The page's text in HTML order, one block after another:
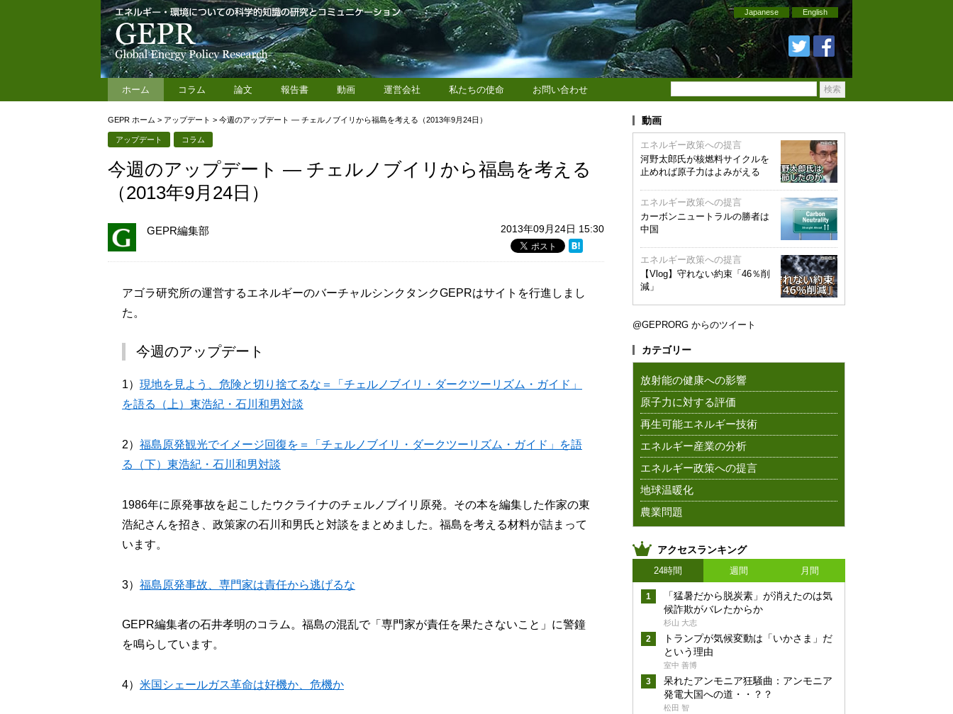
Japanese English
ホーム コラム 論文 報告書 動画 運営会社 私たちの使命 お問い合わせ
GEPR ホーム > アップデート > 今週のアップデート — チェルノブイリから福島を考える（2013年9月24日）
アップデート コラム
今週のアップデート — チェルノブイリから福島を考える
（2013年9月24日）
2013年09月24日 15:30
GEPR編集部
アゴラ研究所の運営するエネルギーのバーチャルシンクタンクGEPRはサイトを行進しまし
た。
今週のアップデート
1） 現地を見よう、危険と切り捨てるな＝「チェルノブイリ・ダークツーリズム・ガイド」
を語る（上）東浩紀・石川和男対談
2） 福島原発観光でイメージ回復を＝「チェルノブイリ・ダークツーリズム・ガイド」を語
る（下）東浩紀・石川和男対談
1986年に原発事故を起こしたウクライナのチェルノブイリ原発。その本を編集した作家の東
浩紀さんを招き、政策家の石川和男氏と対談をまとめました。福島を考える材料が詰まって
います。
3） 福島原発事故、専門家は責任から逃げるな
GEPR編集者の石井孝明のコラム。福島の混乱で「専門家が責任を果たさないこと」に警鐘
を鳴らしています。
4） 米国シェールガス革命は好機か、危機か
動画
エネルギー政策への提言
河野太郎氏が核燃料サイクルを
止めれば原子力はよみがえる
エネルギー政策への提言
カーボンニュートラルの勝者は
中国
エネルギー政策への提言
【Vlog】守れない約束「46％削
減」
@GEPRORG からのツイート
カテゴリー
放射能の健康への影響
原子力に対する評価
再生可能エネルギー技術
エネルギー産業の分析
エネルギー政策への提言
地球温暖化
農業問題
アクセスランキング
24時間 週間 月間
「猛暑だから脱炭素」が消えたのは気
候詐欺がバレたからか
杉山 大志
トランプが気候変動は「いかさま」だ
という理由
室中 善博
呆れたアンモニア狂騒曲：アンモニア
発電大国への道・・？？
松田 智